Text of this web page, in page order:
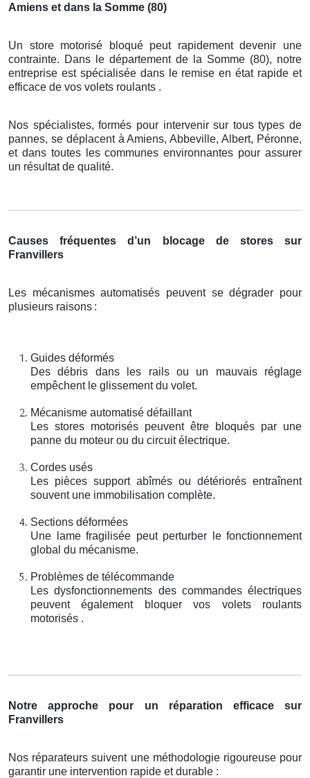
Amiens et dans la Somme (80)
Un store motorisé bloqué peut rapidement devenir une
contrainte. Dans le département de la Somme (80), notre
entreprise est spécialisée dans le remise en état rapide et
efficace de vos volets roulants .
Nos spécialistes, formés pour intervenir sur tous types de
pannes, se déplacent à Amiens, Abbeville, Albert, Péronne,
et dans toutes les communes environnantes pour assurer
un résultat de qualité.
Causes fréquentes d’un blocage de stores sur
Franvillers
Les mécanismes automatisés peuvent se dégrader pour
plusieurs raisons :
Guides déformés
Des débris dans les rails ou un mauvais réglage
empêchent le glissement du volet.
Mécanisme automatisé défaillant
Les stores motorisés peuvent être bloqués par une
panne du moteur ou du circuit électrique.
Cordes usés
Les pièces support abîmés ou détériorés entraînent
souvent une immobilisation complète.
Sections déformées
Une lame fragilisée peut perturber le fonctionnement
global du mécanisme.
Problèmes de télécommande
Les dysfonctionnements des commandes électriques
peuvent également bloquer vos volets roulants
motorisés .
Notre approche pour un réparation efficace sur
Franvillers
Nos réparateurs suivent une méthodologie rigoureuse pour
garantir une intervention rapide et durable :